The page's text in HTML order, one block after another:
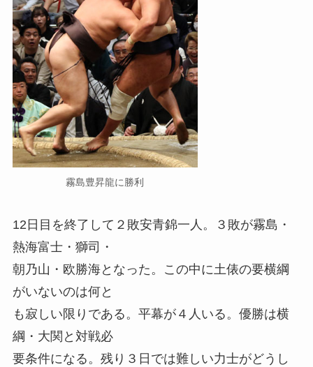
霧島豊昇龍に勝利
12日目を終了して２敗安青錦一人。３敗が霧島・
熱海富士・獅司・
朝乃山・欧勝海となった。この中に土俵の要横綱
がいないのは何と
も寂しい限りである。平幕が４人いる。優勝は横
綱・大関と対戦必
要条件になる。残り３日では難しい力士がどうし